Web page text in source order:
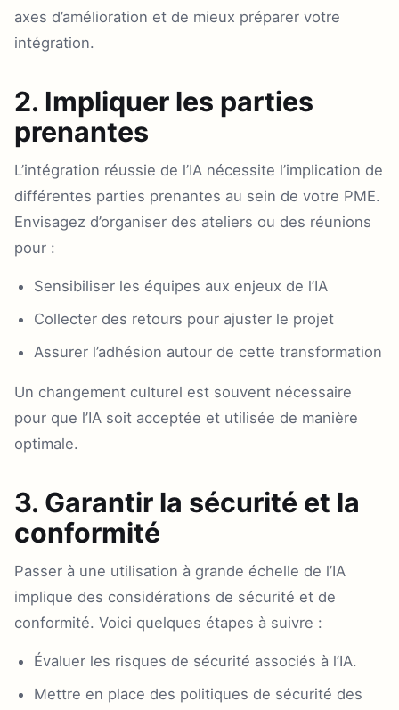
axes d’amélioration et de mieux préparer votre
intégration.
2. Impliquer les parties
prenantes
L’intégration réussie de l’IA nécessite l’implication de
différentes parties prenantes au sein de votre PME.
Envisagez d’organiser des ateliers ou des réunions
pour :
Sensibiliser les équipes aux enjeux de l’IA
Collecter des retours pour ajuster le projet
Assurer l’adhésion autour de cette transformation
Un changement culturel est souvent nécessaire
pour que l’IA soit acceptée et utilisée de manière
optimale.
3. Garantir la sécurité et la
conformité
Passer à une utilisation à grande échelle de l’IA
implique des considérations de sécurité et de
conformité. Voici quelques étapes à suivre :
Évaluer les risques de sécurité associés à l’IA.
Mettre en place des politiques de sécurité des